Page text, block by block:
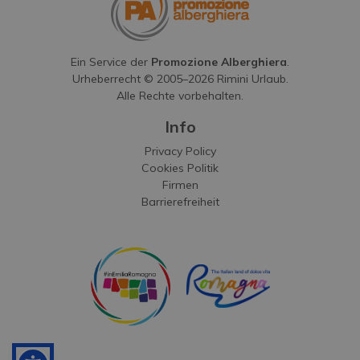
Ein Service der Promozione Alberghiera.
Urheberrecht © 2005–2026Rimini Urlaub.
Alle Rechte vorbehalten.
Info
Privacy Policy
Cookies Politik
Firmen
Barrierefreiheit